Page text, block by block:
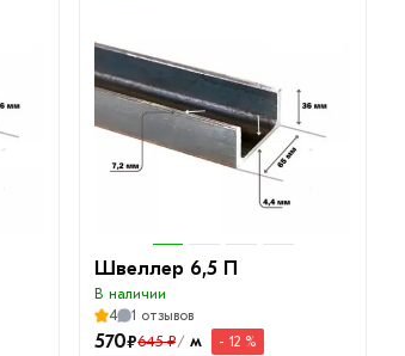
Швеллер 6,5 П
В наличии
4
1 отзывов
570₽645 ₽/ м - 12 %